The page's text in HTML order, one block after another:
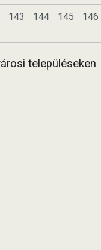
143 144 145 146
településeken